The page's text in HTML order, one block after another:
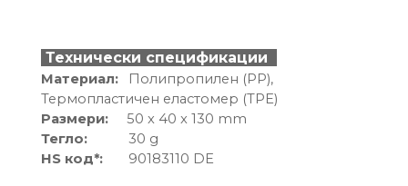
Технически спецификации
Материал:
Полипропилен (PP),
Термопластичен еластомер (TPE)
Размери:50 x 40 x 130 mm
Тегло:
30 g
HS код*: 90183110 DE